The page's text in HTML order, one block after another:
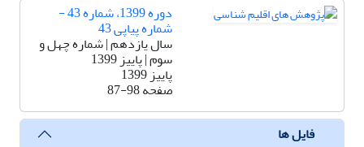
دوره 1399، شماره 43 -
شماره پیاپی 43
سال یازدهم | شماره چهل و
سوم | پاییز 1399
پاییز 1399
صفحه87-98
فایل ها